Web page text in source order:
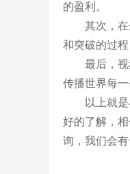
的盈利。
其次，在企
和突破的过
最后，视频
传播世界每
以上就是小
好的了解，
询，我们会有